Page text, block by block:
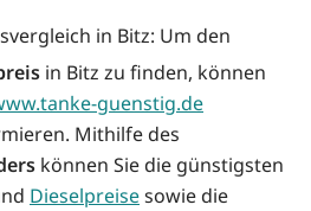
in Bitz: Um den
in Bitz zu finden, können
guenstig.de
Mithilfe des
können Sie die günstigsten
Dieselpreisesowie die